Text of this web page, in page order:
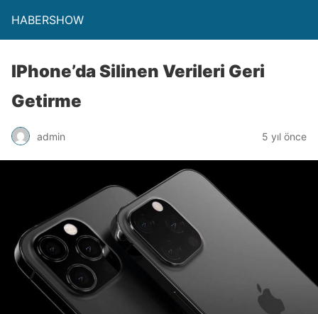
HABERSHOW
IPhone’da Silinen Verileri Geri
Getirme
admin 5 yıl önce